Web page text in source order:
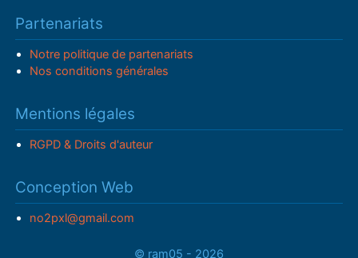
Partenariats
Notre politique de partenariats
Nos conditions générales
Mentions légales
RGPD & Droits d'auteur
Conception Web
no2pxl@gmail.com
© ram05 - 2026